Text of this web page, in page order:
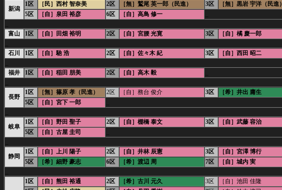
新潟
1区 ［民］西村 智奈美 2区 ［無］鷲尾 英一郎（民進） 3区 ［無］黒岩 宇洋（民進）
5区
［自］泉田 裕彦 6区 ［自］高鳥 修一
富山
1区 ［自］田畑 裕明 2区 ［自］宮腰 光寛 3区 ［自］橘 慶一郎
石川
1区 ［自］馳 浩 2区 ［自］佐々木 紀 3区 ［自］西田 昭二
福井
1区 ［自］稲田 朋美 2区 ［自］高木 毅
長野
1区 ［無］篠原 孝（民進） 2区 ［自］務台 俊介 3区 ［希］井出 庸生
5区
［自］宮下 一郎
岐阜
1区 ［自］野田 聖子 2区 ［自］棚橋 泰文 3区 ［自］武藤 容治
5区
［自］古屋 圭司
静岡
1区 ［自］上川 陽子 2区 ［自］井林 辰憲 3区 ［自］宮澤 博行
5区
［希］細野 豪志 6区 ［希］渡辺 周 7区 ［自］城内 実
1区 ［自］熊田 裕通 2区 ［希］古川 元久 3区 ［自］池田 佳隆